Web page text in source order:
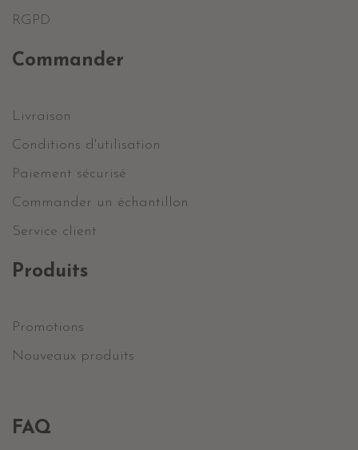
RGPD
Commander
Livraison
Conditions d'utilisation
Paiement sécurisé
Commander un échantillon
Service client
Produits
Promotions
Nouveaux produits
FAQ